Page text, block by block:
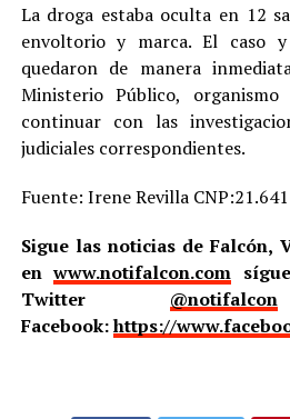
La droga estaba oculta en 12
envoltorio y marca. El caso
quedaron de manera
Ministerio Público,
continuar con las
judiciales correspondientes.
Fuente: Irene Revilla
Sigue las noticias de Falcón,
enwww.notifalcon.com
Twitter @notifalcon
Facebook:https://